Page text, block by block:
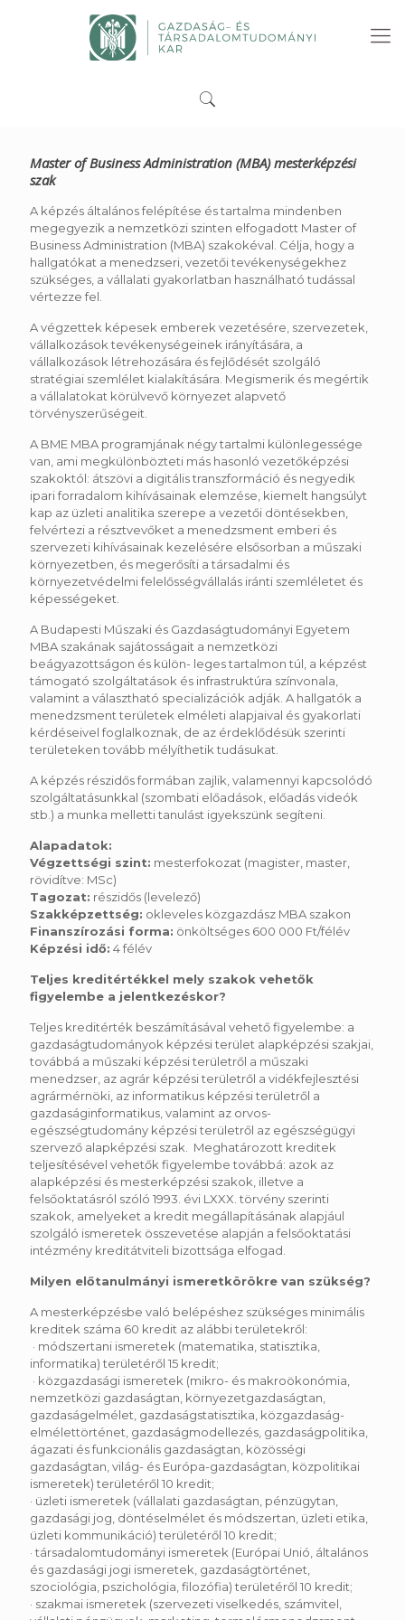
Master of Business Administration (MBA) mesterképzési
szak
A képzés általános felépítése és tartalma mindenben
megegyezik a nemzetközi szinten elfogadott Master of
Business Administration (MBA) szakokéval. Célja, hogy a
hallgatókat a menedzseri, vezetői tevékenységekhez
szükséges, a vállalati gyakorlatban használható tudással
vértezze fel.
A végzettek képesek emberek vezetésére, szervezetek,
vállalkozások tevékenységeinek irányítására, a
vállalkozások létrehozására és fejlődését szolgáló
stratégiai szemlélet kialakítására. Megismerik és megértik
a vállalatokat körülvevő környezet alapvető
törvényszerűségeit.
A BME MBA programjának négy tartalmi különlegessége
van, ami megkülönbözteti más hasonló vezetőképzési
szakoktól: átszövi a digitális transzformáció és negyedik
ipari forradalom kihívásainak elemzése, kiemelt hangsúlyt
kap az üzleti analitika szerepe a vezetői döntésekben,
felvértezi a résztvevőket a menedzsment emberi és
szervezeti kihívásainak kezelésére elsősorban a műszaki
környezetben, és megerősíti a társadalmi és
környezetvédelmi felelősségvállalás iránti szemléletet és
képességeket.
A Budapesti Műszaki és Gazdaságtudományi Egyetem
MBA szakának sajátosságait a nemzetközi
beágyazottságon és külön- leges tartalmon túl, a képzést
támogató szolgáltatások és infrastruktúra színvonala,
valamint a választható specializációk adják. A hallgatók a
menedzsment területek elméleti alapjaival és gyakorlati
kérdéseivel foglalkoznak, de az érdeklődésük szerinti
területeken tovább mélyíthetik tudásukat.
A képzés részidős formában zajlik, valamennyi kapcsolódó
szolgáltatásunkkal (szombati előadások, előadás videók
stb.) a munka melletti tanulást igyekszünk segíteni.
Alapadatok:
Végzettségi szint: mesterfokozat (magister, master,
rövidítve: MSc)
Tagozat: részidős (levelező)
Szakképzettség: okleveles közgazdász MBA szakon
Finanszírozási forma: önköltséges 600 000 Ft/félév
Képzési idő: 4 félév
Teljes kreditértékkel mely szakok vehetők
figyelembe a jelentkezéskor?
Teljes kreditérték beszámításával vehető figyelembe: a
gazdaságtudományok képzési terület alapképzési szakjai,
továbbá a műszaki képzési területről a műszaki
menedzser, az agrár képzési területről a vidékfejlesztési
agrármérnöki, az informatikus képzési területről a
gazdaságinformatikus, valamint az orvos-
egészségtudomány képzési területről az egészségügyi
szervező alapképzési szak. Meghatározott kreditek
teljesítésével vehetők figyelembe továbbá: azok az
alapképzési és mesterképzési szakok, illetve a
felsőoktatásról szóló 1993. évi LXXX. törvény szerinti
szakok, amelyeket a kredit megállapításának alapjául
szolgáló ismeretek összevetése alapján a felsőoktatási
intézmény kreditátviteli bizottsága elfogad.
Milyen előtanulmányi ismeretkörökre van szükség?
A mesterképzésbe való belépéshez szükséges minimális
kreditek száma 60 kredit az alábbi területekről:
· módszertani ismeretek (matematika, statisztika,
informatika) területéről 15 kredit;
· közgazdasági ismeretek (mikro- és makroökonómia,
nemzetközi gazdaságtan, környezetgazdaságtan,
gazdaságelmélet, gazdaságstatisztika, közgazdaság-
elmélettörténet, gazdaságmodellezés, gazdaságpolitika,
ágazati és funkcionális gazdaságtan, közösségi
gazdaságtan, világ- és Európa-gazdaságtan, közpolitikai
ismeretek) területéről 10 kredit;
· üzleti ismeretek (vállalati gazdaságtan, pénzügytan,
gazdasági jog, döntéselmélet és módszertan, üzleti etika,
üzleti kommunikáció) területéről 10 kredit;
· társadalomtudományi ismeretek (Európai Unió, általános
és gazdasági jogi ismeretek, gazdaságtörténet,
szociológia, pszichológia, filozófia) területéről 10 kredit;
· szakmai ismeretek (szervezeti viselkedés, számvitel,